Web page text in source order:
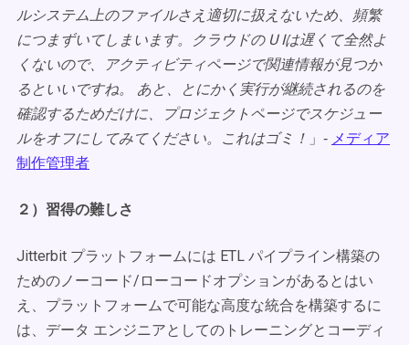
ルシステム上のファイルさえ適切に扱えないため、頻繁
につまずいてしまいます。クラウドの U Iは遅くて全然よ
くないので、アクティビティページで関連情報が見つか
るといいですね。 あと、とにかく実行が継続されるのを
確認するためだけに、プロジェクトページでスケジュー
ルをオフにしてみてください。これはゴミ！ 」‐ メディア
制作管理者
２）習得の難しさ
Jitterbit プラットフォームには ETL パイプライン構築の
ためのノーコード/ローコードオプションがあるとはい
え、プラットフォームで可能な高度な統合を構築するに
は、データ エンジニアとしてのトレーニングとコーディ